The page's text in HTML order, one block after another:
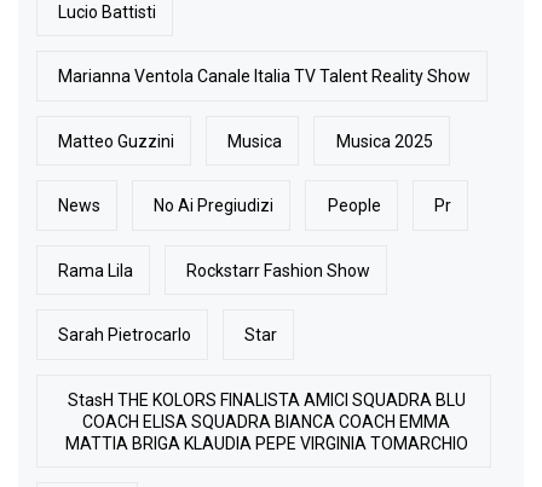
Lucio Battisti
Marianna Ventola Canale Italia TV Talent Reality Show
Matteo Guzzini Musica Musica 2025
News No Ai Pregiudizi People Pr
Rama Lila Rockstarr Fashion Show
Sarah Pietrocarlo Star
StasH THE KOLORS FINALISTA AMICI SQUADRA BLU
COACH ELISA SQUADRA BIANCA COACH EMMA
MATTIA BRIGA KLAUDIA PEPE VIRGINIA TOMARCHIO